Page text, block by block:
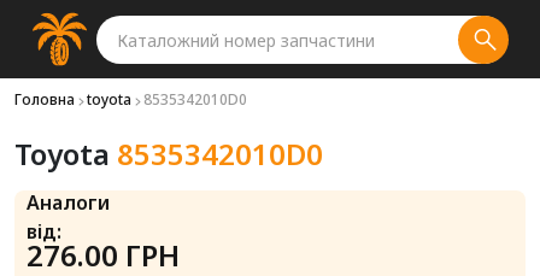
Головна toyota 8535342010D0
Toyota 8535342010D0
Аналоги
від:
276.00 ГРН